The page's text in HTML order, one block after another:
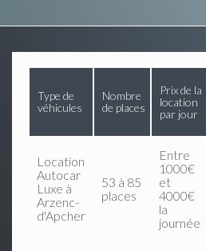
Type de
véhicules
Nombre
de places
Prix de la
location
par jour
Location
Autocar
Luxe à
Arzenc-
d'Apcher
53 à 85
places
Entre
1000€
et
4000€
la
journée